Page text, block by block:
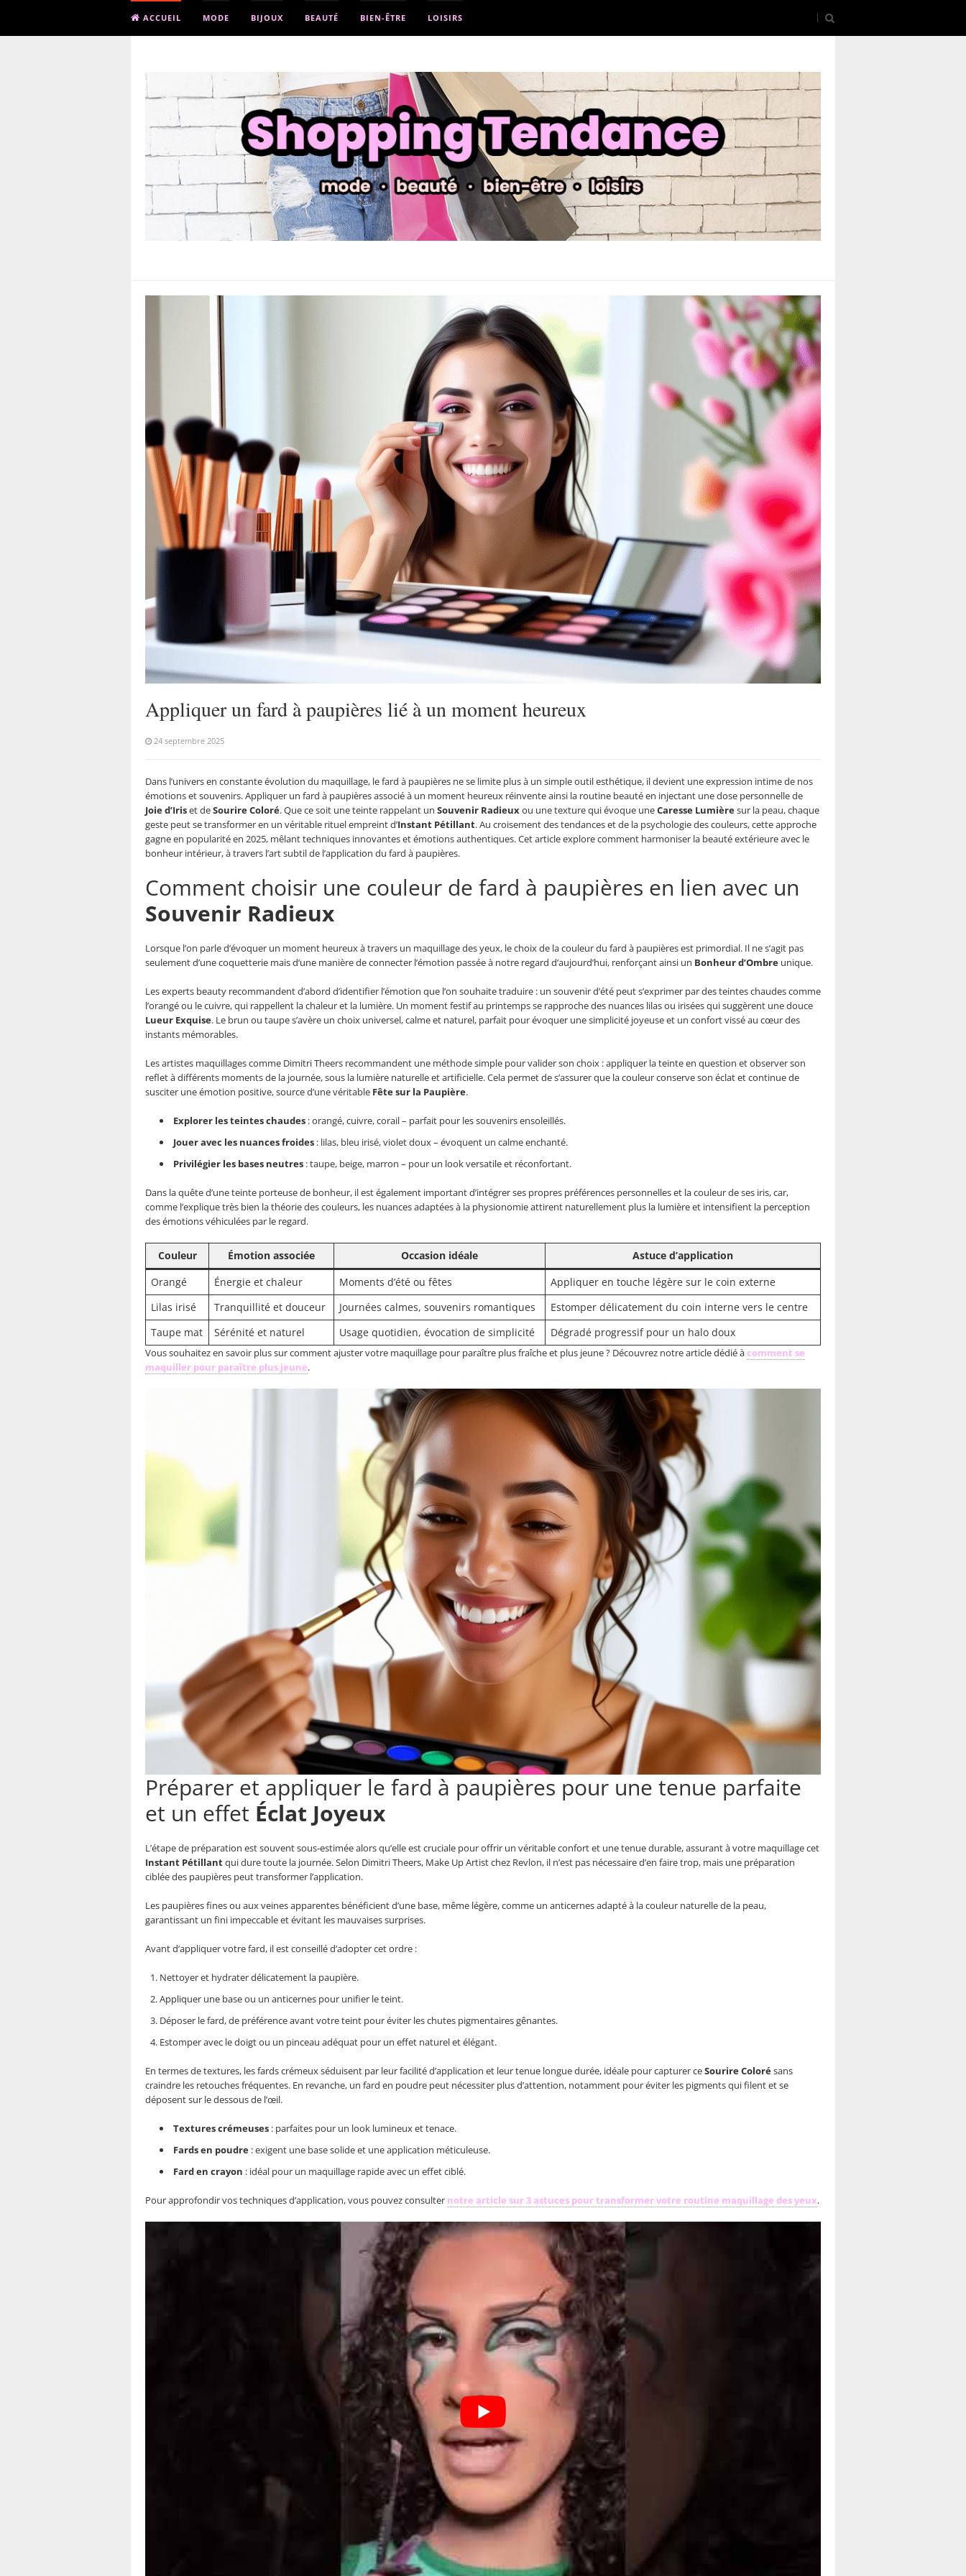
ACCUEIL MODE BIJOUX BEAUTÉ BIEN-ÊTRE LOISIRS
Appliquer un fard à paupières lié à un moment heureux
24 septembre 2025
Dans l’univers en constante évolution du maquillage, le fard à paupières ne se limite plus à un simple outil esthétique, il devient une expression intime de nos
émotions et souvenirs. Appliquer un fard à paupières associé à un moment heureux réinvente ainsi la routine beauté en injectant une dose personnelle de
Joie d’Iriset deSourire Coloré. Que ce soit une teinte rappelant un Souvenir Radieuxou une texture qui évoque uneCaresse Lumièresur la peau, chaque
geste peut se transformer en un véritable rituel empreint d’Instant Pétillant. Au croisement des tendances et de la psychologie des couleurs, cette approche
gagne en popularité en 2025, mêlant techniques innovantes et émotions authentiques. Cet article explore comment harmoniser la beauté extérieure avec le
bonheur intérieur, à travers l’art subtil de l’application du fard à paupières.
Comment choisir une couleur de fard à paupières en lien avec un
Souvenir Radieux
Lorsque l’on parle d’évoquer un moment heureux à travers un maquillage des yeux, le choix de la couleur du fard à paupières est primordial. Il ne s’agit pas
seulement d’une coquetterie mais d’une manière de connecter l’émotion passée à notre regard d’aujourd’hui, renforçant ainsi un Bonheur d’Ombre unique.
Les experts beauty recommandent d’abord d’identifier l’émotion que l’on souhaite traduire : un souvenir d’été peut s’exprimer par des teintes chaudes comme
l’orangé ou le cuivre, qui rappellent la chaleur et la lumière. Un moment festif au printemps se rapproche des nuances lilas ou irisées qui suggèrent une douce
Lueur Exquise. Le brun ou taupe s’avère un choix universel, calme et naturel, parfait pour évoquer une simplicité joyeuse et un confort vissé au cœur des
instants mémorables.
Les artistes maquillages comme Dimitri Theers recommandent une méthode simple pour valider son choix : appliquer la teinte en question et observer son
reflet à différents moments de la journée, sous la lumière naturelle et artificielle. Cela permet de s’assurer que la couleur conserve son éclat et continue de
susciter une émotion positive, source d’une véritable Fête sur la Paupière.
Explorer les teintes chaudes : orangé, cuivre, corail – parfait pour les souvenirs ensoleillés.
Jouer avec les nuances froides : lilas, bleu irisé, violet doux – évoquent un calme enchanté.
Privilégier les bases neutres : taupe, beige, marron – pour un look versatile et réconfortant.
Dans la quête d’une teinte porteuse de bonheur, il est également important d’intégrer ses propres préférences personnelles et la couleur de ses iris, car,
comme l’explique très bien la théorie des couleurs, les nuances adaptées à la physionomie attirent naturellement plus la lumière et intensifient la perception
des émotions véhiculées par le regard.
Couleur Émotion associée Occasion idéale
Astuce d’application
Orangé
Énergie et chaleur Moments d’été ou fêtes
Appliquer en touche légère sur le coin externe
Lilas irisé
Tranquillité et douceur Journées calmes, souvenirs romantiques
Estomper délicatement du coin interne vers le centre
Taupe mat
Sérénité et naturel Usage quotidien, évocation de simplicité Dégradé progressif pour un halo doux
Vous souhaitez en savoir plus sur comment ajuster votre maquillage pour paraître plus fraîche et plus jeune ? Découvrez notre article dédié àcomment se
maquiller pour paraître plus jeune.
Préparer et appliquer le fard à paupières pour une tenue parfaite
et un effet Éclat Joyeux
L’étape de préparation est souvent sous-estimée alors qu’elle est cruciale pour offrir un véritable confort et une tenue durable, assurant à votre maquillage cet
Instant Pétillantqui dure toute la journée. Selon Dimitri Theers, Make Up Artist chez Revlon, il n’est pas nécessaire d’en faire trop, mais une préparation
ciblée des paupières peut transformer l’application.
Les paupières fines ou aux veines apparentes bénéficient d’une base, même légère, comme un anticernes adapté à la couleur naturelle de la peau,
garantissant un fini impeccable et évitant les mauvaises surprises.
Avant d’appliquer votre fard, il est conseillé d’adopter cet ordre :
Nettoyer et hydrater délicatement la paupière.
Appliquer une base ou un anticernes pour unifier le teint.
Déposer le fard, de préférence avant votre teint pour éviter les chutes pigmentaires gênantes.
Estomper avec le doigt ou un pinceau adéquat pour un effet naturel et élégant.
En termes de textures, les fards crémeux séduisent par leur facilité d’application et leur tenue longue durée, idéale pour capturer ceSourire Colorésans
craindre les retouches fréquentes. En revanche, un fard en poudre peut nécessiter plus d’attention, notamment pour éviter les pigments qui filent et se
déposent sur le dessous de l’œil.
Textures crémeuses : parfaites pour un look lumineux et tenace.
Fards en poudre : exigent une base solide et une application méticuleuse.
Fard en crayon : idéal pour un maquillage rapide avec un effet ciblé.
Pour approfondir vos techniques d’application, vous pouvez consulter notre article sur 3 astuces pour transformer votre routine maquillage des yeux.